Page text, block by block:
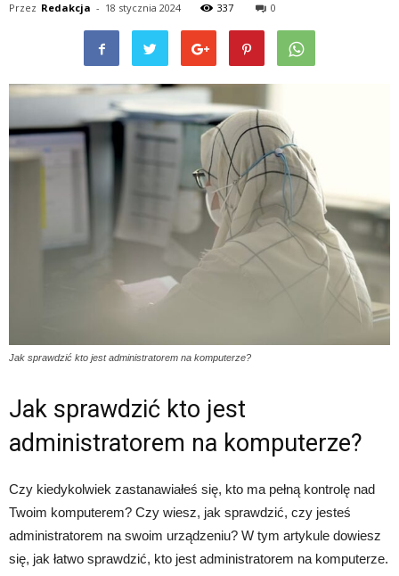
Przez Redakcja - 18 stycznia 2024 337 0
Jak sprawdzić kto jest administratorem na komputerze?
Jak sprawdzić kto jest
administratorem na komputerze?
Czy kiedykolwiek zastanawiałeś się, kto ma pełną kontrolę nad
Twoim komputerem? Czy wiesz, jak sprawdzić, czy jesteś
administratorem na swoim urządzeniu? W tym artykule dowiesz
się, jak łatwo sprawdzić, kto jest administratorem na komputerze.